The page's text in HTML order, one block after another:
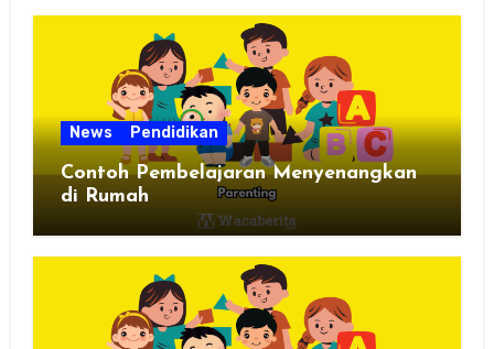
News Pendidikan
Contoh Pembelajaran Menyenangkan
di Rumah